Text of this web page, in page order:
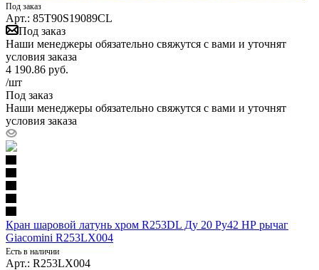
Под заказ
Арт.: 85T90S19089CL
Под заказ
Наши менеджеры обязательно свяжутся с вами и уточнят
условия заказа
4 190.86 руб.
/шт
Под заказ
Наши менеджеры обязательно свяжутся с вами и уточнят
условия заказа
Кран шаровой латунь хром R253DL Ду 20 Ру42 НР рычаг
Giacomini R253LX004
Есть в наличии
Арт.: R253LX004